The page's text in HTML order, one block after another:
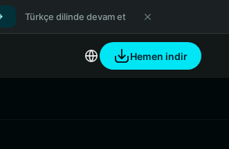
Türkçe dilinde devam et
Hemen indir